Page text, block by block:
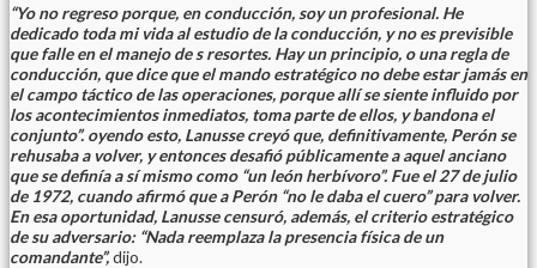
“Yo no regreso porque, en conducción, soy un profesional. He
dedicado toda mi vida al estudio de la conducción, y no es previsible
que falle en el manejo de s resortes. Hay un principio, o una regla de
conducción, que dice que el mando estratégico no debe estar jamás en
el campo táctico de las operaciones, porque allí se siente influido por
los acontecimientos inmediatos, toma parte de ellos, y bandona el
conjunto”. oyendo esto, Lanusse creyó que, definitivamente, Perón se
rehusaba a volver, y entonces desafió públicamente a aquel anciano
que se definía a sí mismo como “un león herbívoro”. Fue el 27 de julio
de 1972, cuando afirmó que a Perón “no le daba el cuero” para volver.
En esa oportunidad, Lanusse censuró, además, el criterio estratégico
de su adversario: “Nada reemplaza la presencia física de un
comandante”,dijo.